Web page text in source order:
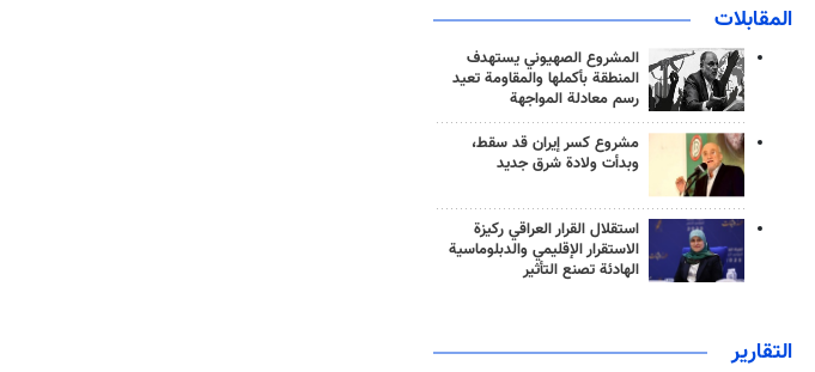
المقابلات
المشروع الصهيوني يستهدف
المنطقة بأكملها والمقاومة تعيد
رسم معادلة المواجهة
مشروع كسر إيران قد سقط،
وبدأت ولادة شرق جديد
استقلال القرار العراقي ركيزة
الاستقرار الإقليمي والدبلوماسية
الهادئة تصنع التأثير
التقارير